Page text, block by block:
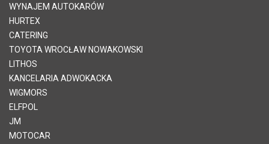
WYNAJEM AUTOKARÓW
HURTEX
CATERING
TOYOTA WROCŁAW NOWAKOWSKI
LITHOS
KANCELARIA ADWOKACKA
WIGMORS
ELFPOL
JM
MOTOCAR